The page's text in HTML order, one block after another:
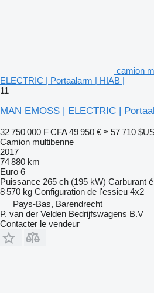
camion
ELECTRIC | Portaalarm | HIAB |
11
MAN EMOSS | ELECTRIC |
32 750 000 F CFA 49 950 € ≈ 57 710
Camion multibenne
2017
74 880 km
Euro 6
Puissance 265 ch (195 kW) Carburant
8 570 kg Configuration de l'essieu 4x2
Pays-Bas, Barendrecht
P. van der Velden Bedrijfswagens B.V
Contacter le vendeur